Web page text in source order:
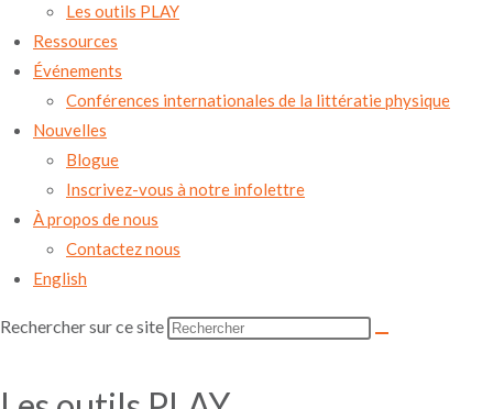
Les outils PLAY
Ressources
Événements
Conférences internationales de la littératie physique
Nouvelles
Blogue
Inscrivez-vous à notre infolettre
À propos de nous
Contactez nous
English
Rechercher sur ce site